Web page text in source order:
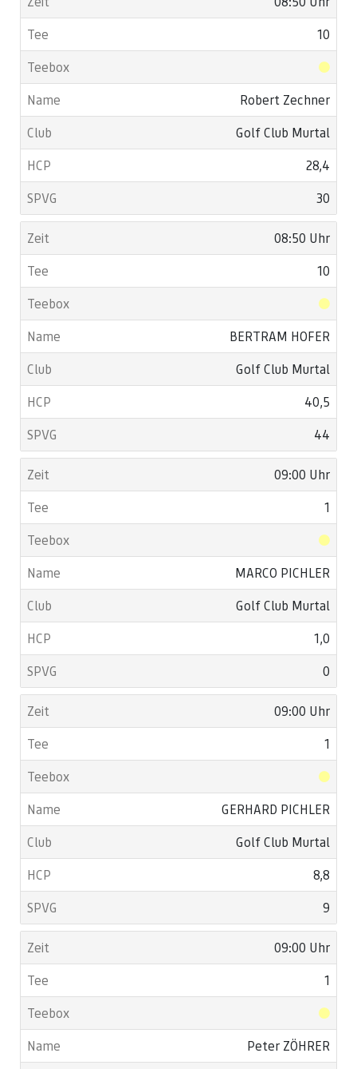
10
Robert Zechner
Golf Club Murtal
28,4
30
08:50 Uhr
10
BERTRAM HOFER
Golf Club Murtal
40,5
44
09:00 Uhr
1
MARCO PICHLER
Golf Club Murtal
1,0
0
09:00 Uhr
1
GERHARD PICHLER
Golf Club Murtal
8,8
9
09:00 Uhr
1
Peter ZÖHRER